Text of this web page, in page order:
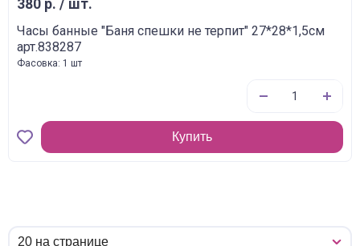
380 р. / шт.
Часы банные "Баня спешки не терпит" 27*28*1,5см
арт.838287
Фасовка: 1 шт
Купить